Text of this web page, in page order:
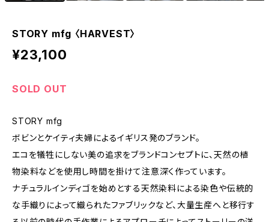
STORY mfg 〈HARVEST〉
¥23,100
SOLD OUT
STORY mfg
ボビンとケイティ夫婦によるイギリス発のブランド。
エコを犠牲にしない美の追求をブランドコンセプトに、天然の植
物染料などを使用し時間を掛けて注意深く作っています。
ナチュラルインディゴを始めとする天然染料による染色や伝統的
な手織りによって織られたファブリックなど、大量生産へと移行す